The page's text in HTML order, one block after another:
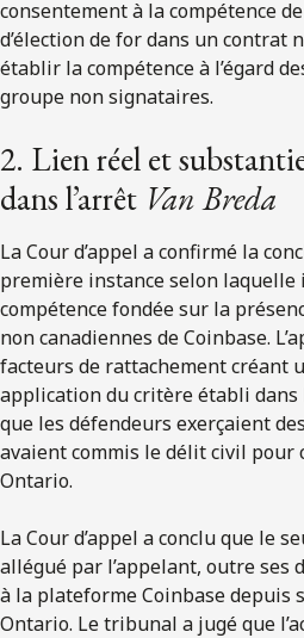
consentement à la compétence
d’élection de for dans un contrat
établir la compétence à l’égard
groupe non signataires.
2. Lien réel et
dans l’arrêt Van Breda
La Cour d’appel a confirmé la
première instance selon laquelle
compétence fondée sur la
non canadiennes de Coinbase.
facteurs de rattachement créant
application du critère établi dans
que les défendeurs exerçaient
avaient commis le délit civil pour
Ontario.
La Cour d’appel a conclu que le
allégué par l’appelant, outre ses
à la plateforme Coinbase depuis
Ontario. Le tribunal a jugé que